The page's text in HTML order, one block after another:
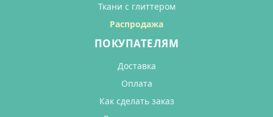
Ткани с глиттером
Распродажа
ПОКУПАТЕЛЯМ
Доставка
Оплата
Как сделать заказ